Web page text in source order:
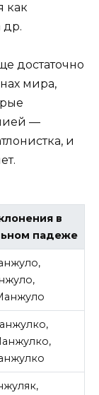
как
др.
достаточно
мира,
—
и
в
падеже